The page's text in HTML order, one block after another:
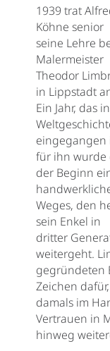
1939 trat
Köhne senior
seine Lehre
Malermeister
Theodor
in Lippstadt
Ein Jahr, das
eingegangen
für ihn wurde
der Beginn
Weges, den
sein Enkel in
dritter
weitergeht.
gegründeten
Zeichen
damals im
Vertrauen in
hinweg